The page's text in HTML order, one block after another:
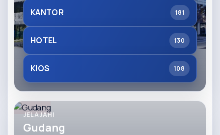
KANTOR 181
HOTEL 130
KIOS 108
JELAJAHI
Gudang